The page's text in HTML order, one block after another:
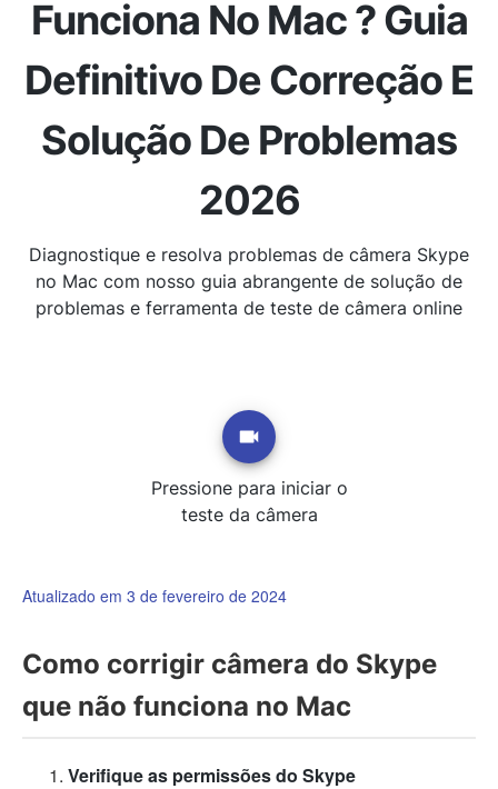
Funciona No Mac ? Guia
Definitivo De Correção E
Solução De Problemas
2026
Diagnostique e resolva problemas de câmera Skype
no Mac com nosso guia abrangente de solução de
problemas e ferramenta de teste de câmera online
Pressione para iniciar o
teste da câmera
Atualizado em 3 de fevereiro de 2024
Como corrigir câmera do Skype
que não funciona no Mac
Verifique as permissões do Skype